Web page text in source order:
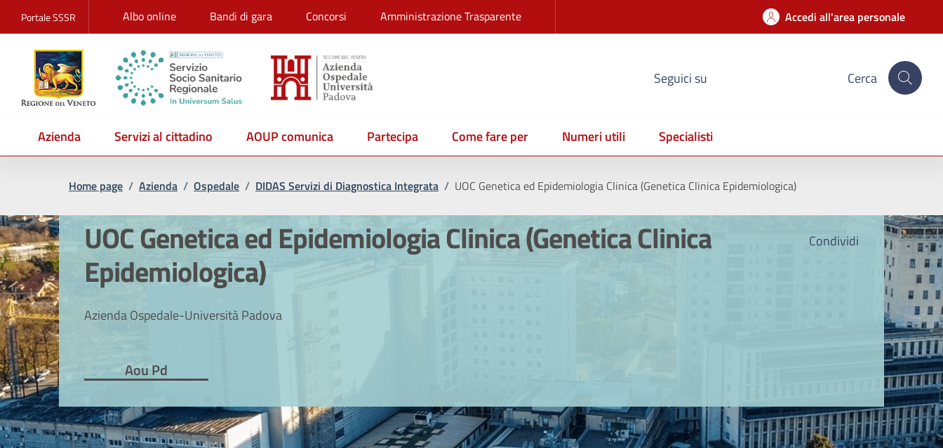
Portale SSSR Albo online Bandi di gara Concorsi Amministrazione Trasparente Accedi all'area personale
Seguici su Cerca
Azienda Servizi al cittadino AOUP comunica Partecipa Come fare per Numeri utili Specialisti
Home page / Azienda / Ospedale / DIDAS Servizi di Diagnostica Integrata / UOC Genetica ed Epidemiologia Clinica (Genetica Clinica Epidemiologica)
Condividi
UOC Genetica ed Epidemiologia Clinica (Genetica Clinica
Epidemiologica)
Azienda Ospedale-Università Padova
Aou Pd